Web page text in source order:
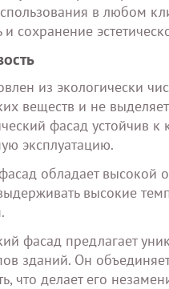
в любом
и сохранение
из экологически
веществ и не
фасад устойчив к
эксплуатацию.
обладает высокой
высокие
фасад предлагает
зданий. Он
что делает его